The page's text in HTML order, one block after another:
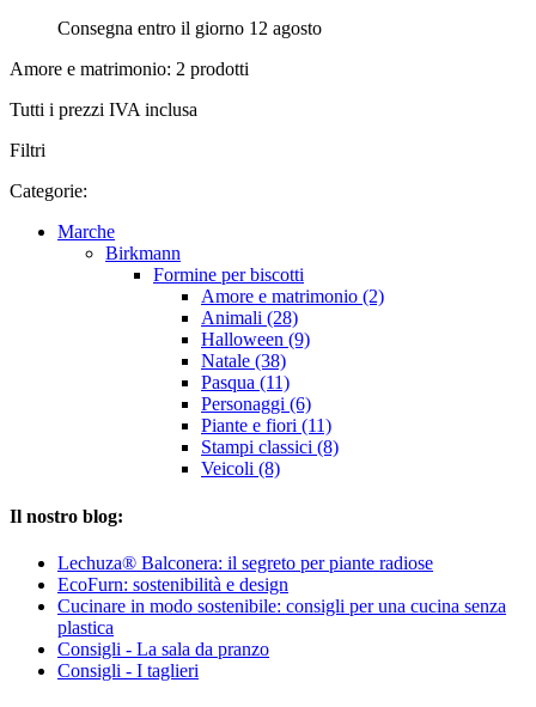
Consegna entro il giorno 12 agosto
Amore e matrimonio: 2 prodotti
Tutti i prezzi IVA inclusa
Filtri
Categorie:
Marche
Birkmann
Formine per biscotti
Amore e matrimonio (2)
Animali (28)
Halloween (9)
Natale (38)
Pasqua (11)
Personaggi (6)
Piante e fiori (11)
Stampi classici (8)
Veicoli (8)
Il nostro blog:
Lechuza® Balconera: il segreto per piante radiose
EcoFurn: sostenibilità e design
Cucinare in modo sostenibile: consigli per una cucina senza
plastica
Consigli - La sala da pranzo
Consigli - I taglieri